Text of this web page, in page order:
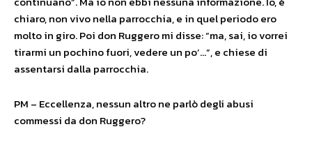
chiaro, non vivo nella parrocchia, e in quel periodo ero
molto in giro. Poi don Ruggero mi disse: “ma, sai, io vorrei
tirarmi un pochino fuori, vedere un po’…”, e chiese di
assentarsi dalla parrocchia.
PM – Eccellenza, nessun altro ne parlò degli abusi
commessi da don Ruggero?